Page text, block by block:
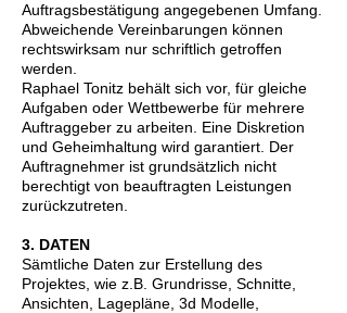
Auftragsbestätigung angegebenen Umfang.
Abweichende Vereinbarungen können
rechtswirksam nur schriftlich getroffen
werden.
Raphael Tonitz behält sich vor, für gleiche
Aufgaben oder Wettbewerbe für mehrere
Auftraggeber zu arbeiten. Eine Diskretion
und Geheimhaltung wird garantiert. Der
Auftragnehmer ist grundsätzlich nicht
berechtigt von beauftragten Leistungen
zurückzutreten.
3. DATEN
Sämtliche Daten zur Erstellung des
Projektes, wie z.B. Grundrisse, Schnitte,
Ansichten, Lagepläne, 3d Modelle,